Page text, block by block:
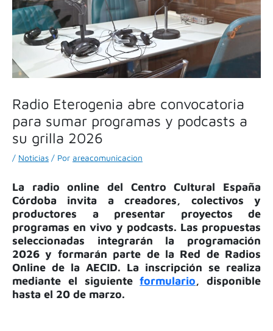
Radio Eterogenia abre convocatoria
para sumar programas y podcasts a
su grilla 2026
/ Noticias / Por areacomunicacion
La radio online del Centro Cultural España
Córdoba invita a creadores, colectivos y
productores a presentar proyectos de
programas en vivo y podcasts. Las propuestas
seleccionadas integrarán la programación
2026 y formarán parte de la Red de Radios
Online de la AECID. La inscripción se realiza
mediante el siguienteformulario, disponible
hasta el 20 de marzo.